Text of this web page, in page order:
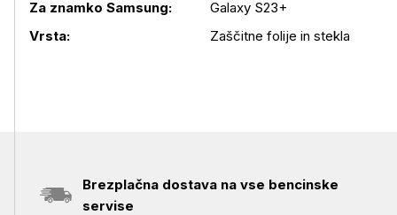
Podrobnosti izdelka
Za znamko Samsung:
Galaxy S23+
Vrsta:
Zaščitne folije in stekla
Brezplačna dostava na vse bencinske
servise